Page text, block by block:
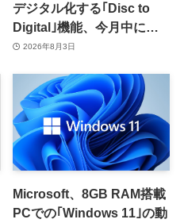
デジタル化する｢Disc to
Digital｣機能、今月中に提
供開始か
2026年8月3日
Microsoft、8GB RAM搭載
PCでの｢Windows 11｣の動